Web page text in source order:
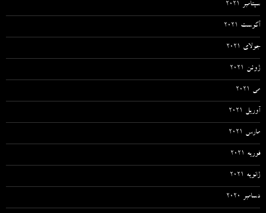
سپتامبر 2021
آگوست 2021
جولای 2021
ژوئن 2021
می 2021
آوریل 2021
مارس 2021
فوریه 2021
ژانویه 2021
دسامبر 2020